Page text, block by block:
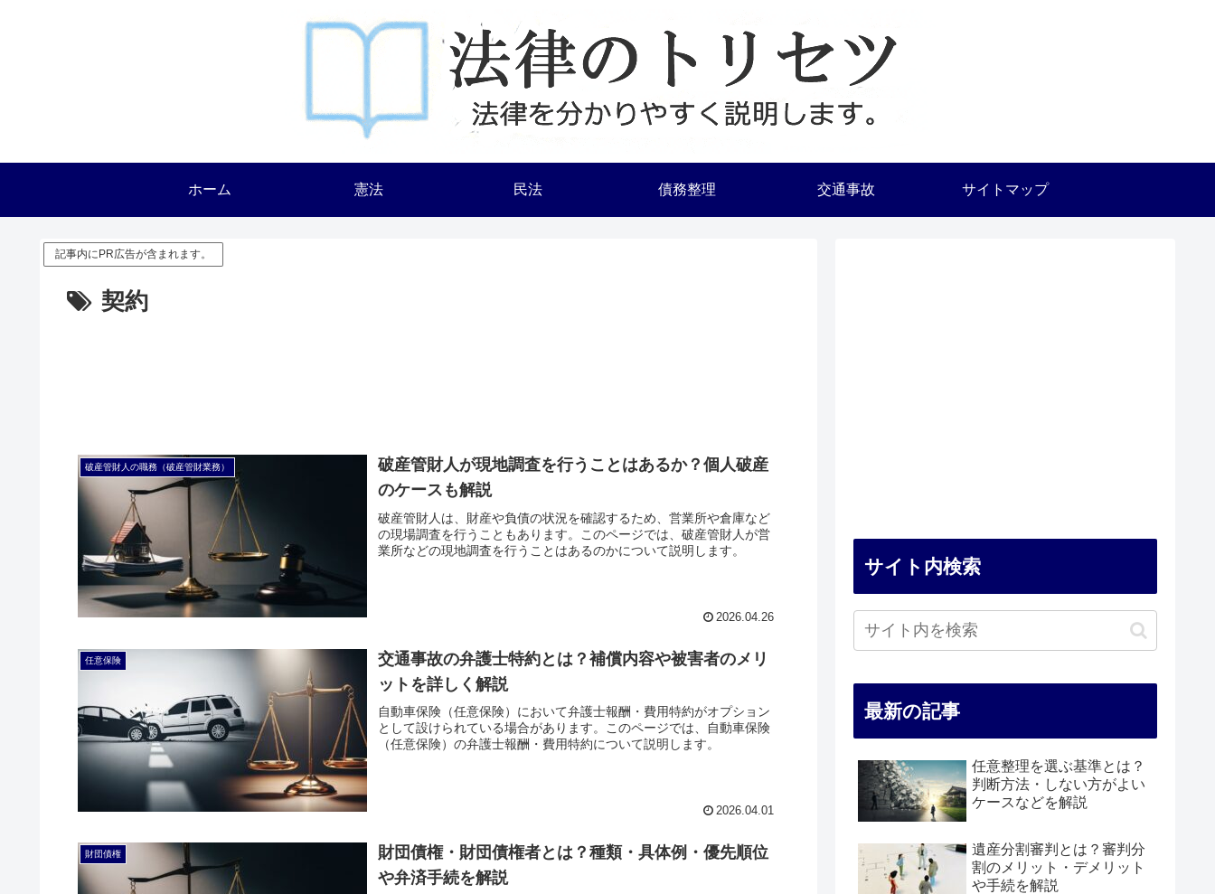
ホーム 憲法 民法 債務整理 交通事故 サイトマップ
記事内にPR広告が含まれます。
契約
破産管財人の職務（破産管財業務）
破産管財人が現地調査を行うことはあるか？個人破産
のケースも解説
破産管財人は、財産や負債の状況を確認するため、営業所や倉庫など
の現場調査を行うこともあります。このページでは、破産管財人が営
業所などの現地調査を行うことはあるのかについて説明します。
2026.04.26
任意保険
交通事故の弁護士特約とは？補償内容や被害者のメリ
ットを詳しく解説
自動車保険（任意保険）において弁護士報酬・費用特約がオプション
として設けられている場合があります。このページでは、自動車保険
（任意保険）の弁護士報酬・費用特約について説明します。
2026.04.01
財団債権
財団債権・財団債権者とは？種類・具体例・優先順位
や弁済手続を解説
サイト内検索
最新の記事
任意整理を選ぶ基準とは？
判断方法・しない方がよい
ケースなどを解説
遺産分割審判とは？審判分
割のメリット・デメリット
や手続を解説